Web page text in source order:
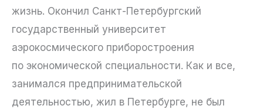
жизнь. Окончил Санкт-Петербургский
государственный университет
аэрокосмического приборостроения
по экономической специальности. Как и все,
занимался предпринимательской
деятельностью, жил в Петербурге, не был